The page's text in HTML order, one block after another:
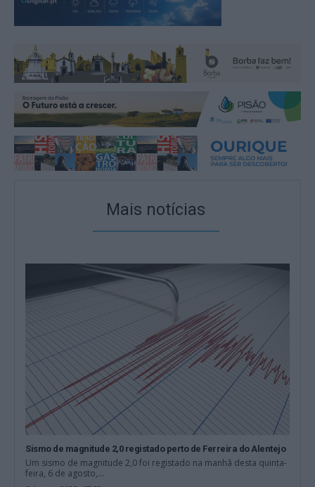
Mais notícias
Sismo de magnitude 2,0 registado perto de Ferreira do Alentejo
Um sismo de magnitude 2,0 foi registado na manhã desta quinta-
feira, 6 de agosto,...